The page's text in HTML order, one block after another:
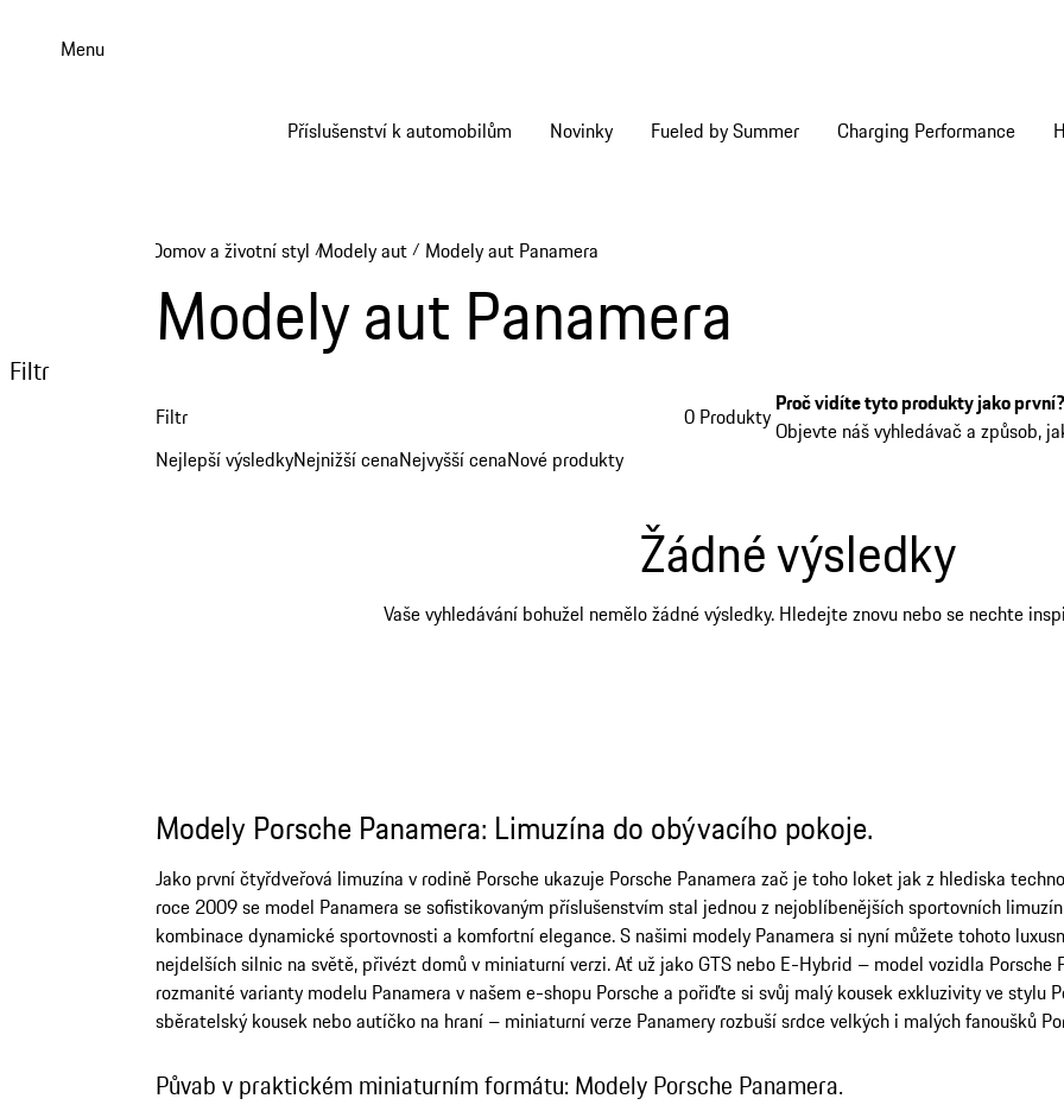
Menu
Příslušenství k automobilům Novinky Fueled by Summer Charging Performance
Domov a životní styl /Modely aut / Modely aut Panamera
Modely aut Panamera
Filtr
Filtr
Nejlepší výsledkyNejnižší cenaNejvyšší cenaNové produkty
0 Produkty Proč vidíte tyto produkty jako
Objevte náš vyhledávač a způsob,
Žádné výsledky
Vaše vyhledávání bohužel nemělo žádné výsledky. Hledejte znovu nebo se nechte
Modely Porsche Panamera: Limuzína do obývacího pokoje.
Jako první čtyřdveřová limuzína v rodině Porsche ukazuje Porsche Panamera zač je toho loket jak z hlediska
roce 2009 se model Panamera se sofistikovaným příslušenstvím stal jednou z nejoblíbenějších sportovních
kombinace dynamické sportovnosti a komfortní elegance. S našimi modely Panamera si nyní můžete tohoto
nejdelších silnic na světě, přivézt domů v miniaturní verzi. Ať už jako GTS nebo E-Hybrid – model vozidla Porsche
rozmanité varianty modelu Panamera v našem e-shopu Porsche a pořiďte si svůj malý kousek exkluzivity ve stylu
sběratelský kousek nebo autíčko na hraní – miniaturní verze Panamery rozbuší srdce velkých i malých fanoušků
Půvab v praktickém miniaturním formátu: Modely Porsche Panamera.